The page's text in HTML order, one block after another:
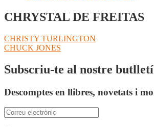
CHRYSTAL DE FREITAS
Navegació
d'entrades
Entrada
anterior:
CHRISTY TURLINGTON
Pròxima
CHUCK JONES
Subscriu-te al nostre
Descomptes en llibres, novetats i